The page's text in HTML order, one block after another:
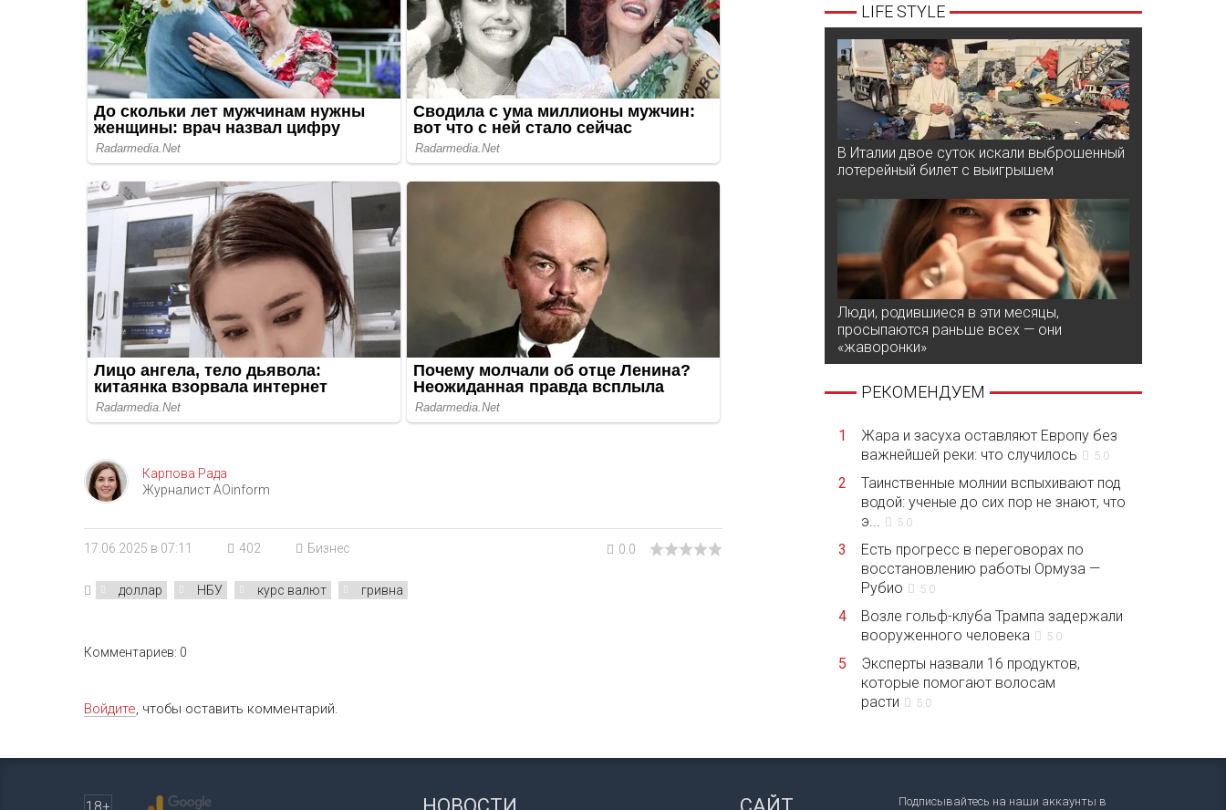
Карпова Рада
Журналист AOinform
17.06.2025 в 07:11 402 Бизнес 0.0
доллар НБУ курс валют гривна
Комментариев: 0
Войдите, чтобы оставить комментарий.
LIFE STYLE
В Италии двое суток искали выброшенный
лотерейный билет с выигрышем
Люди, родившиеся в эти месяцы,
просыпаются раньше всех — они
«жаворонки»
РЕКОМЕНДУЕМ
1
Жара и засуха оставляют Европу без
важнейшей реки: что случилось
5.0
2
Таинственные молнии вспыхивают под
водой: ученые до сих пор не знают, что
э...
5.0
3
Есть прогресс в переговорах по
восстановлению работы Ормуза —
Рубио
5.0
4
Возле гольф-клуба Трампа задержали
вооруженного человека
5.0
5
Эксперты назвали 16 продуктов,
которые помогают волосам
расти
5.0
Подписывайтесь на наши аккаунты в